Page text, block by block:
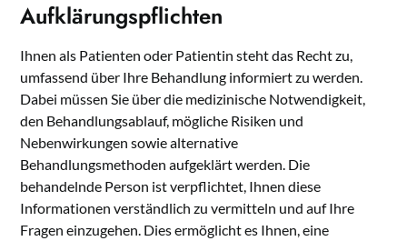
Aufklärungspflichten
Ihnen als Patienten oder Patientin steht das Recht zu,
umfassend über Ihre Behandlung informiert zu werden.
Dabei müssen Sie über die medizinische Notwendigkeit,
den Behandlungsablauf, mögliche Risiken und
Nebenwirkungen sowie alternative
Behandlungsmethoden aufgeklärt werden. Die
behandelnde Person ist verpflichtet, Ihnen diese
Informationen verständlich zu vermitteln und auf Ihre
Fragen einzugehen. Dies ermöglicht es Ihnen, eine